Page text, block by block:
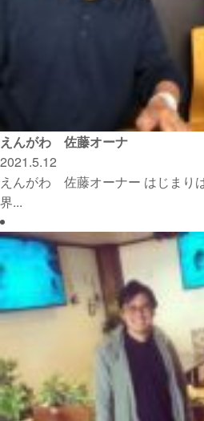
えんがわ 佐藤オーナ
2021.5.12
えんがわ 佐藤オーナー はじまり
界...